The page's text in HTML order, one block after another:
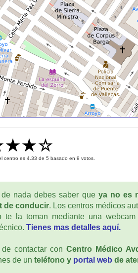
centro es 4.33 de 5 basado en 9 votos.
nada debes saber que ya no es
de conducir. Los centros médicos
te la toman mediante una
Tienes mas detalles aquí.
contactar con Centro Médico
de un teléfono y portal web de